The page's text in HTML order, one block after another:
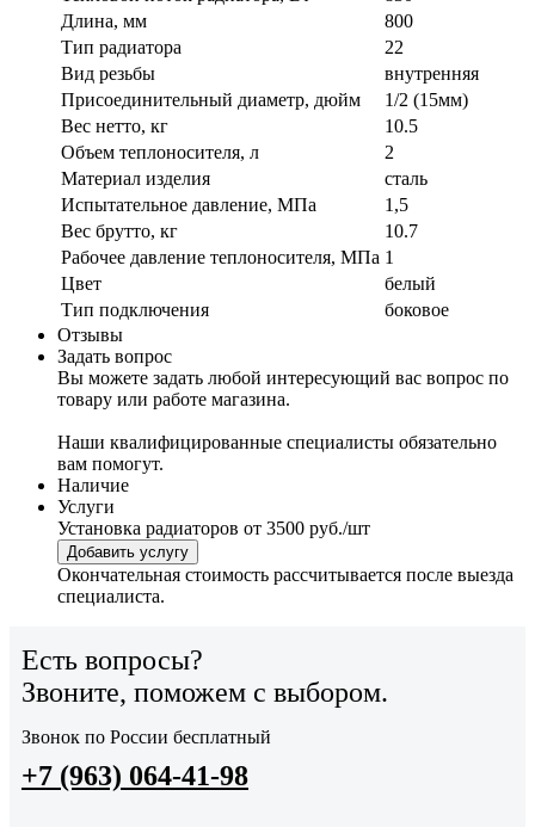
Длина, мм
800
Тип радиатора
22
Вид резьбы
внутренняя
Присоединительный диаметр, дюйм
1/2 (15мм)
Вес нетто, кг
10.5
Объем теплоносителя, л
2
Материал изделия
сталь
Испытательное давление, МПа
1,5
Вес брутто, кг
10.7
Рабочее давление теплоносителя, МПа 1
Цвет
белый
Тип подключения
боковое
Отзывы
Задать вопрос
Вы можете задать любой интересующий вас вопрос по
товару или работе магазина.
Наши квалифицированные специалисты обязательно
вам помогут.
Наличие
Услуги
Установка радиаторов от 3500 руб./шт
Добавить услугу
Окончательная стоимость рассчитывается после выезда
специалиста.
Есть вопросы?
Звоните, поможем с выбором.
Звонок по России бесплатный
+7 (963) 064-41-98